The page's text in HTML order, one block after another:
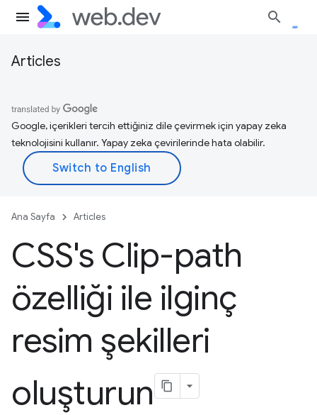
Articles
Google, içerikleri tercih ettiğiniz dile çevirmek için yapay zeka
teknolojisini kullanır. Yapay zeka çevirilerinde hata olabilir.
Ana Sayfa Articles
CSS's Clip-path
özelliği ile ilginç
resim şekilleri
oluşturun